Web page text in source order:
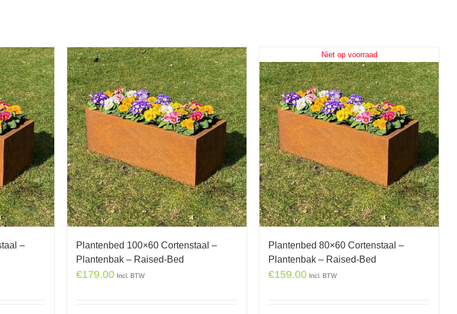
–
Plantenbed 100×60 Cortenstaal –
Plantenbak – Raised-Bed
€179.00 Incl. BTW
Niet op voorraad
Plantenbed 80×60 Cortenstaal –
Plantenbak – Raised-Bed
€159.00 Incl. BTW